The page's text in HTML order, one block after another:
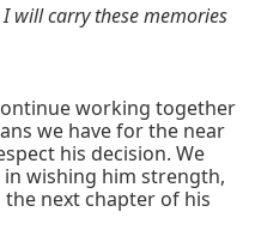
will carry these memories
working together
we have for the near
his decision. We
wishing him strength,
next chapter of his